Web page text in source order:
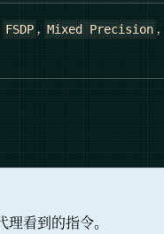
FSDP , Mixed Precision ,
看到的指令。